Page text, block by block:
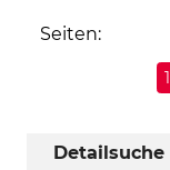
Seiten:
1
Detailsuche